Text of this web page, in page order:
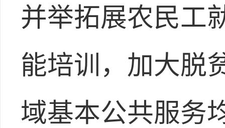
并举拓展农民工
能培训，加大脱
域基本公共服务